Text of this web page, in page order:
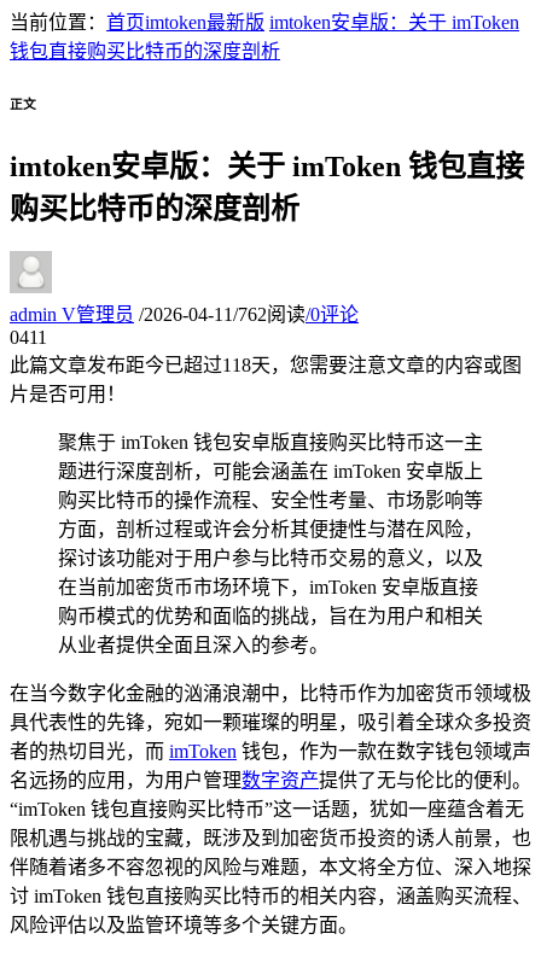
当前位置： 首页imtoken最新版 imtoken安卓版：关于 imToken
钱包直接购买比特币的深度剖析
正文
imtoken安卓版：关于 imToken 钱包直接
购买比特币的深度剖析
admin V管理员 /2026-04-11/762阅读/0评论
0411
此篇文章发布距今已超过118天，您需要注意文章的内容或图
片是否可用！
聚焦于 imToken 钱包安卓版直接购买比特币这一主
题进行深度剖析，可能会涵盖在 imToken 安卓版上
购买比特币的操作流程、安全性考量、市场影响等
方面，剖析过程或许会分析其便捷性与潜在风险，
探讨该功能对于用户参与比特币交易的意义，以及
在当前加密货币市场环境下，imToken 安卓版直接
购币模式的优势和面临的挑战，旨在为用户和相关
从业者提供全面且深入的参考。
在当今数字化金融的汹涌浪潮中，比特币作为加密货币领域极
具代表性的先锋，宛如一颗璀璨的明星，吸引着全球众多投资
者的热切目光，而 imToken 钱包，作为一款在数字钱包领域声
名远扬的应用，为用户管理数字资产提供了无与伦比的便利。
“imToken 钱包直接购买比特币”这一话题，犹如一座蕴含着无
限机遇与挑战的宝藏，既涉及到加密货币投资的诱人前景，也
伴随着诸多不容忽视的风险与难题，本文将全方位、深入地探
讨 imToken 钱包直接购买比特币的相关内容，涵盖购买流程、
风险评估以及监管环境等多个关键方面。